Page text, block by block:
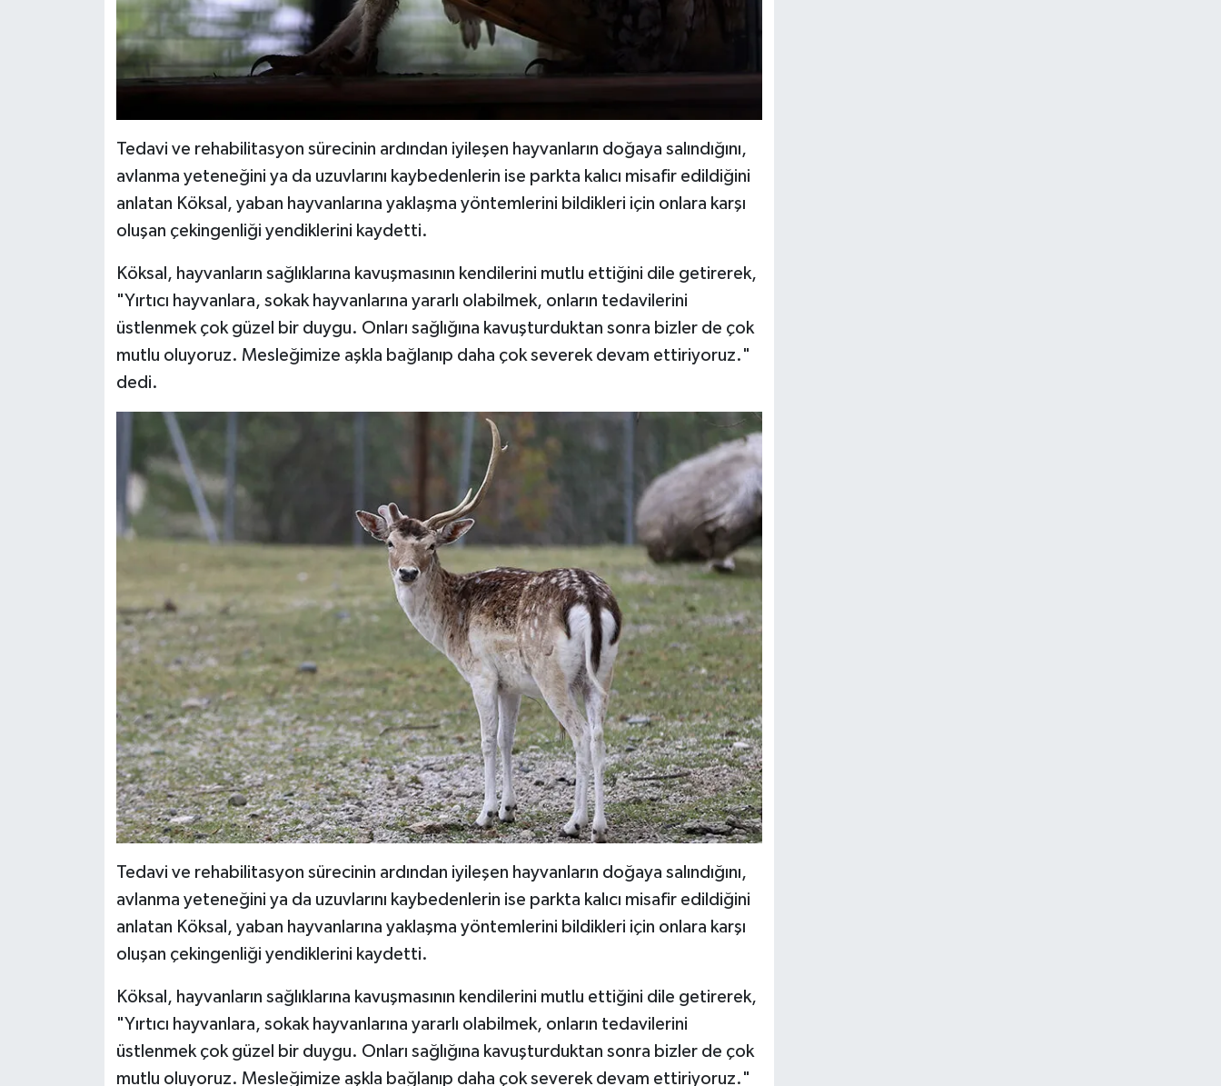
Tedavi ve rehabilitasyon sürecinin ardından iyileşen hayvanların doğaya salındığını,
avlanma yeteneğini ya da uzuvlarını kaybedenlerin ise parkta kalıcı misafir edildiğini
anlatan Köksal, yaban hayvanlarına yaklaşma yöntemlerini bildikleri için onlara karşı
oluşan çekingenliği yendiklerini kaydetti.
Köksal, hayvanların sağlıklarına kavuşmasının kendilerini mutlu ettiğini dile getirerek,
"Yırtıcı hayvanlara, sokak hayvanlarına yararlı olabilmek, onların tedavilerini
üstlenmek çok güzel bir duygu. Onları sağlığına kavuşturduktan sonra bizler de çok
mutlu oluyoruz. Mesleğimize aşkla bağlanıp daha çok severek devam ettiriyoruz."
dedi.
Tedavi ve rehabilitasyon sürecinin ardından iyileşen hayvanların doğaya salındığını,
avlanma yeteneğini ya da uzuvlarını kaybedenlerin ise parkta kalıcı misafir edildiğini
anlatan Köksal, yaban hayvanlarına yaklaşma yöntemlerini bildikleri için onlara karşı
oluşan çekingenliği yendiklerini kaydetti.
Köksal, hayvanların sağlıklarına kavuşmasının kendilerini mutlu ettiğini dile getirerek,
"Yırtıcı hayvanlara, sokak hayvanlarına yararlı olabilmek, onların tedavilerini
üstlenmek çok güzel bir duygu. Onları sağlığına kavuşturduktan sonra bizler de çok
mutlu oluyoruz. Mesleğimize aşkla bağlanıp daha çok severek devam ettiriyoruz."